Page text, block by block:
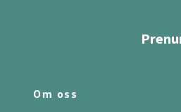
Om oss